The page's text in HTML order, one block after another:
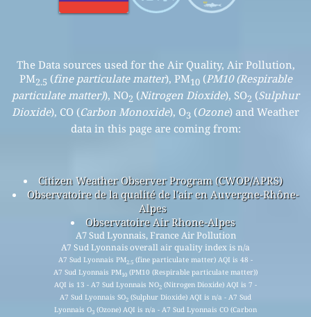
The Data sources used for the Air Quality, Air Pollution,
PM2.5 (fine particulate matter), PM10(PM10 (Respirable
particulate matter)), NO2 (Nitrogen Dioxide), SO2 (Sulphur
Dioxide), CO (Carbon Monoxide), O3 (Ozone) and Weather
data in this page are coming from:
Citizen Weather Observer Program (CWOP/APRS)
Observatoire de la qualité de l'air en Auvergne-Rhône-
Alpes
Observatoire Air Rhone-Alpes
A7 Sud Lyonnais, France Air Pollution
A7 Sud Lyonnais overall air quality index is n/a
A7 Sud Lyonnais PM2.5(fine particulate matter) AQI is 48 -
A7 Sud Lyonnais PM10(PM10 (Respirable particulate matter))
AQI is 13 - A7 Sud Lyonnais NO2(Nitrogen Dioxide) AQI is 7 -
A7 Sud Lyonnais SO2(Sulphur Dioxide) AQI is n/a - A7 Sud
Lyonnais O3(Ozone) AQI is n/a - A7 Sud Lyonnais CO (Carbon